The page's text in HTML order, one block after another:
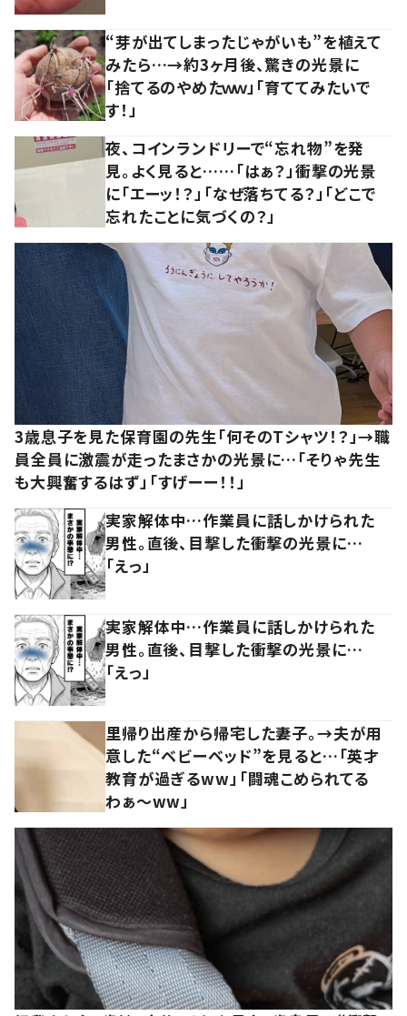
“芽が出てしまったじゃがいも”を植えて
みたら…→約3ヶ月後、驚きの光景に
「捨てるのやめたｗｗ」「育ててみたいで
す！」
夜、コインランドリーで“忘れ物”を発
見。よく見ると……「はぁ？」衝撃の光景
に「エーッ！？」「なぜ落ちてる？」「どこで
忘れたことに気づくの？」
3歳息子を見た保育園の先生「何そのTシャツ！？」→職
員全員に激震が走ったまさかの光景に…「そりゃ先生
も大興奮するはず」「すげーー！！」
実家解体中…作業員に話しかけられた
男性。直後、目撃した衝撃の光景に…
「えっ」
実家解体中…作業員に話しかけられた
男性。直後、目撃した衝撃の光景に…
「えっ」
里帰り出産から帰宅した妻子。→夫が用
意した“ベビーベッド”を見ると…「英才
教育が過ぎるww」「闘魂こめられてる
わぁ～ww」